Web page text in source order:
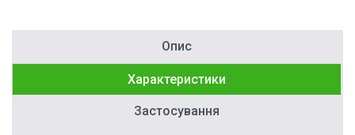
Опис
Характеристики
Застосування